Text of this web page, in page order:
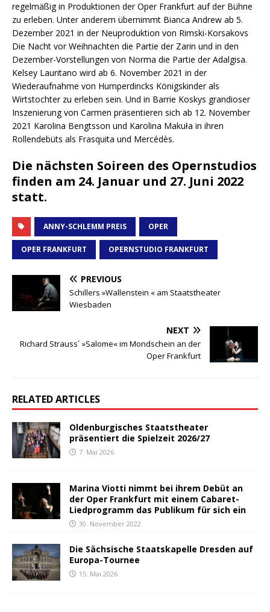
regelmäßig in Produktionen der Oper Frankfurt auf der Bühne
zu erleben. Unter anderem übernimmt Bianca Andrew ab 5.
Dezember 2021 in der Neuproduktion von Rimski-Korsakovs
Die Nacht vor Weihnachten die Partie der Zarin und in den
Dezember-Vorstellungen von Norma die Partie der Adalgisa.
Kelsey Lauritano wird ab 6. November 2021 in der
Wiederaufnahme von Humperdincks Königskinder als
Wirtstochter zu erleben sein. Und in Barrie Koskys grandioser
Inszenierung von Carmen präsentieren sich ab 12. November
2021 Karolina Bengtsson und Karolina Makuła in ihren
Rollendebüts als Frasquita und Mercédès.
Die nächsten Soireen des Opernstudios
finden am 24. Januar und 27. Juni 2022
statt.
ANNY-SCHLEMM PREIS OPER
OPER FRANKFURT OPERNSTUDIO FRANKFURT
PREVIOUS
Schillers »Wallenstein « am Staatstheater
Wiesbaden
NEXT
Richard Strauss´ »Salome« im Mondschein an der
Oper Frankfurt
RELATED ARTICLES
Oldenburgisches Staatstheater
präsentiert die Spielzeit 2026/27
7. Mai 2026
Marina Viotti nimmt bei ihrem Debüt an
der Oper Frankfurt mit einem Cabaret-
Liedprogramm das Publikum für sich ein
30. November 2022
Die Sächsische Staatskapelle Dresden auf
Europa-Tournee
15. Mai 2026